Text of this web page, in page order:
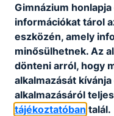
Gimnázium
információkat tárol
eszközén, amely
minősülhetnek. Az
dönteni arról, hogy
alkalmazását
alkalmazásáról
tájékoztatóban talál.